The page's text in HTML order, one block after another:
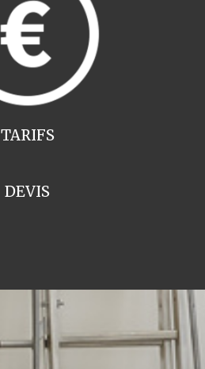
TARIFS
DEVIS